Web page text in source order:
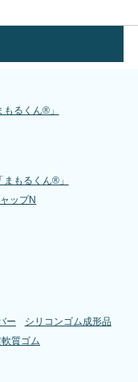
るくん®」
もるくん®」
ップN
ー
シリコンゴム成形品
軟質ゴム